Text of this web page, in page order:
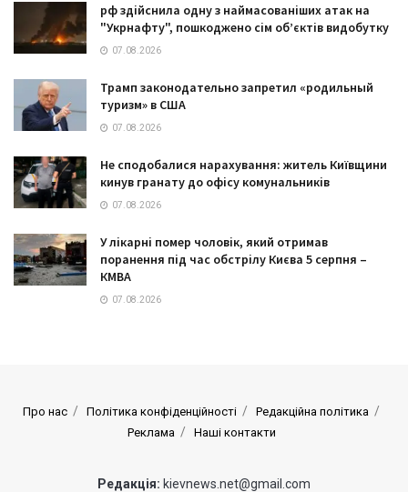
рф здійснила одну з наймасованіших атак на
"Укрнафту", пошкоджено сім об’єктів видобутку
07.08.2026
Трамп законодательно запретил «родильный
туризм» в США
07.08.2026
Не сподобалися нарахування: житель Київщини
кинув гранату до офісу комунальників
07.08.2026
У лікарні помер чоловік, який отримав
поранення під час обстрілу Києва 5 серпня –
КМВА
07.08.2026
Про нас Політика конфіденційності
Редакційна політика
Реклама
Наші контакти
Редакція: kievnews.net@gmail.com